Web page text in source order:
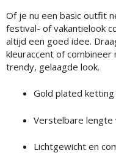
Of je nu een basic outfit
festival- of vakantielook
altijd een goed idee.
kleuraccent of
trendy, gelaagde look.
Gold plated
Verstelbare
Lichtgewicht en